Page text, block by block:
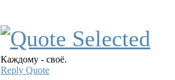
Каждому - своё.
Reply Quote